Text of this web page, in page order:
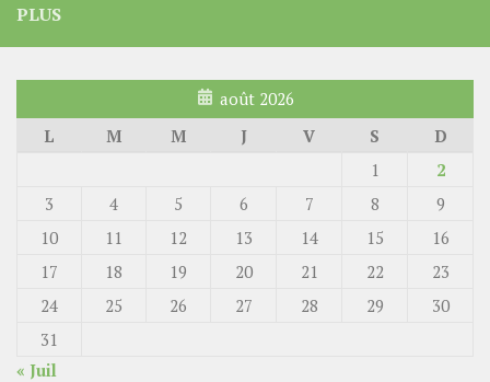
PLUS
août 2026
L
M M J V S
D
1
2
3
4 5 6 7 8
9
10
11 12 13 14 15
16
17
18 19 20 21 22
23
24
25 26 27 28 29
30
31
« Juil